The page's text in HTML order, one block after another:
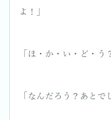
よ！」
「ほ・か・い・ど・う
「なんだろう？あとで